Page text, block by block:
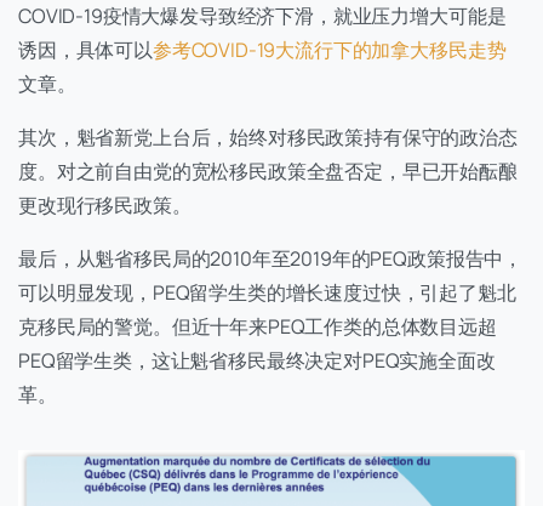
COVID-19疫情大爆发导致经济下滑，就业压力增大可能是
诱因，具体可以参考COVID-19大流行下的加拿大移民走势
文章。
其次，魁省新党上台后，始终对移民政策持有保守的政治态
度。对之前自由党的宽松移民政策全盘否定，早已开始酝酿
更改现行移民政策。
最后，从魁省移民局的2010年至2019年的PEQ政策报告中，
可以明显发现，PEQ留学生类的增长速度过快，引起了魁北
克移民局的警觉。但近十年来PEQ工作类的总体数目远超
PEQ留学生类，这让魁省移民最终决定对PEQ实施全面改
革。